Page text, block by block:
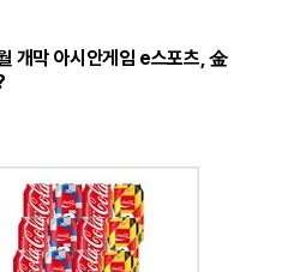
개막 아시안게임 e스포츠, 金